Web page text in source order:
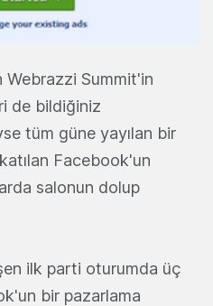
Webrazzi Summit'in
de bildiğiniz
tüm güne yayılan bir
Facebook'un
salonun dolup
ilk parti oturumda üç
bir pazarlama